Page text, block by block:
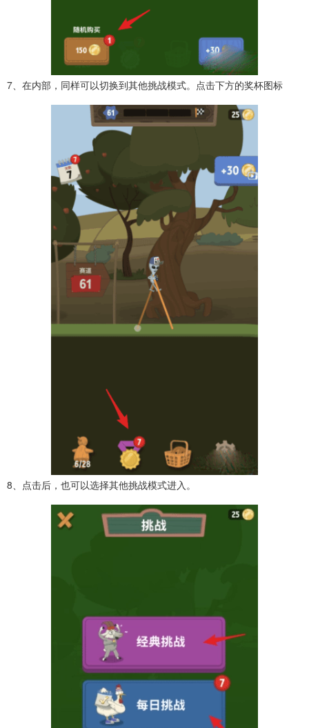
7、在内部，同样可以切换到其他挑战模式。点击下方的奖杯图标
8、点击后，也可以选择其他挑战模式进入。